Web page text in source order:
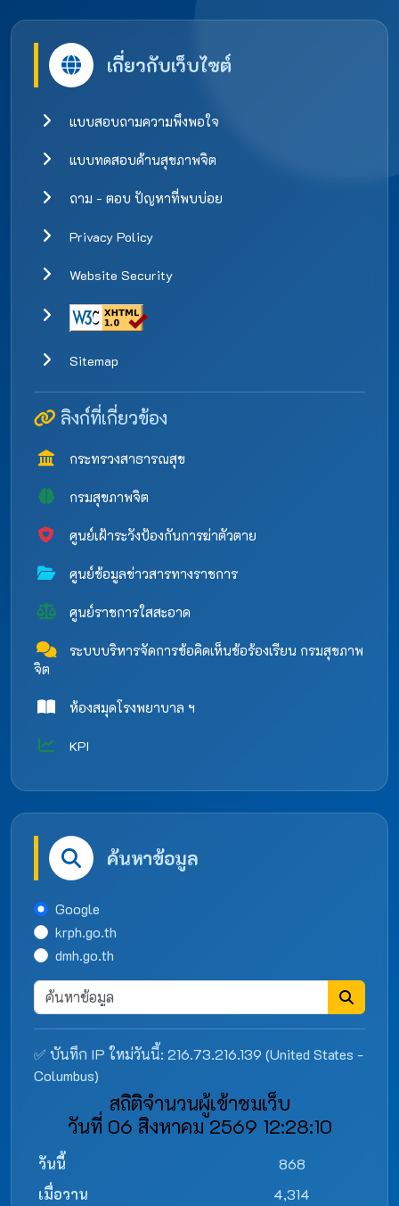
เกี่ยวกับเว็บไซต์
แบบสอบถามความพึงพอใจ
แบบทดสอบด้านสุขภาพจิต
ถาม - ตอบ ปัญหาที่พบบ่อย
Privacy Policy
Website Security
Sitemap
ลิงก์ที่เกี่ยวข้อง
กระทรวงสาธารณสุข
กรมสุขภาพจิต
ศูนย์เฝ้าระวังป้องกันการฆ่าตัวตาย
ศูนย์ข้อมูลข่าวสารทางราชการ
ศูนย์ราชการใสสะอาด
ระบบบริหารจัดการข้อคิดเห็นข้อร้องเรียน กรมสุขภาพ
จิต
ห้องสมุดโรงพยาบาล ฯ
KPI
ค้นหาข้อมูล
Google
krph.go.th
dmh.go.th
✅ บันทึก IP ใหม่วันนี้: 216.73.216.139 (United States -
Columbus)
สถิติจำนวนผู้เข้าชมเว็บ
วันที่ 06 สิงหาคม 2569 12:28:10
วันนี้
868
เมื่อวาน
4,314